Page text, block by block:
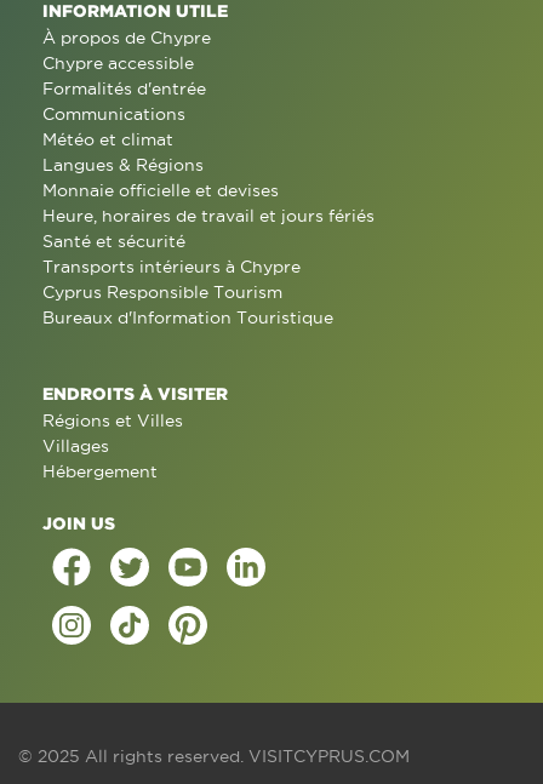
INFORMATION UTILE
À propos de Chypre
Chypre accessible
Formalités d'entrée
Communications
Météo et climat
Langues & Régions
Monnaie officielle et devises
Heure, horaires de travail et jours fériés
Santé et sécurité
Transports intérieurs à Chypre
Cyprus Responsible Tourism
Bureaux d'Information Touristique
ENDROITS À VISITER
Régions et Villes
Villages
Hébergement
JOIN US
© 2025 All rights reserved. VISITCYPRUS.COM